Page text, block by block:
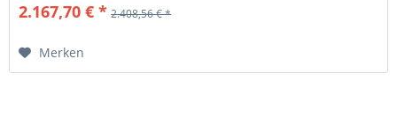
2.167,70 € * 2.408,56 € *
Merken